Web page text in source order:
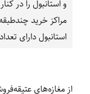
و استانبول را در
مراکز خرید
استانبول دارای